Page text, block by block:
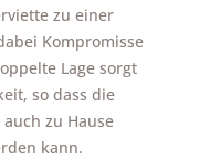
zu einer
Kompromisse
Lage sorgt
so dass die
zu Hause
kann.